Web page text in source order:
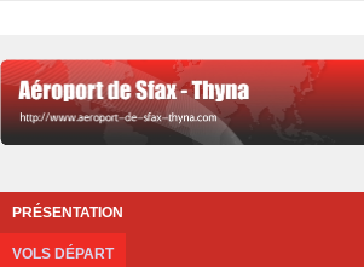
PRÉSENTATION
VOLS DÉPART